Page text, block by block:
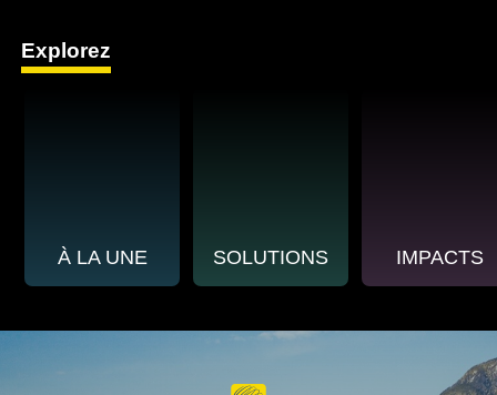
Explorez
À LA UNE SOLUTIONS IMPACTS